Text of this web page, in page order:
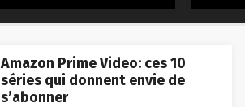
Amazon Prime Video: ces 10
séries qui donnent envie de
s’abonner